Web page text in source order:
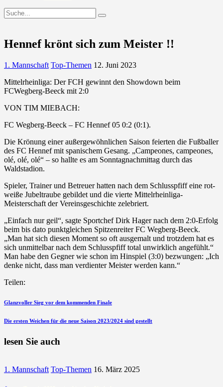
Hennef krönt sich zum Meister !!
1. Mannschaft Top-Themen 12. Juni 2023
Mittelrheinliga: Der FCH gewinnt den Showdown beim
FCWegberg-Beeck mit 2:0
VON TIM MIEBACH:
FC Wegberg-Beeck – FC Hennef 05 0:2 (0:1).
Die Krönung einer außergewöhnlichen Saison feierten die Fußballer
des FC Hennef mit spanischem Gesang. „Campeones, campeones,
olé, olé, olé“ – so hallte es am Sonntagnachmittag durch das
Waldstadion.
Spieler, Trainer und Betreuer hatten nach dem Schlusspfiff eine rot-
weiße Jubeltraube gebildet und die vierte Mittelrheinliga-
Meisterschaft der Vereinsgeschichte zelebriert.
„Einfach nur geil“, sagte Sportchef Dirk Hager nach dem 2:0-Erfolg
beim bis dato punktgleichen Spitzenreiter FC Wegberg-Beeck.
„Man hat sich diesen Moment so oft ausgemalt und trotzdem hat es
sich unmittelbar nach dem Schlusspfiff total unwirklich angefühlt.“
Man habe den Gegner wie schon im Hinspiel (3:0) bezwungen: „Ich
denke nicht, dass man verdienter Meister werden kann.“
Teilen:
Beitragsnavigation
vorherigen
Glanzvoller Sieg vor dem kommenden Finale
nächsten
Die ersten Weichen für die neue Saison 2023/2024 sind gestellt
lesen Sie auch
1. Mannschaft Top-Themen 16. März 2025